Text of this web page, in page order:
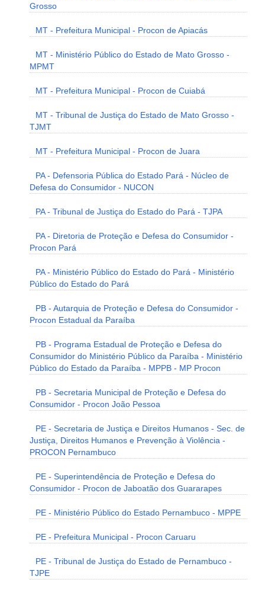
Grosso
MT - Prefeitura Municipal - Procon de Apiacás
MT - Ministério Público do Estado de Mato Grosso -
MPMT
MT - Prefeitura Municipal - Procon de Cuiabá
MT - Tribunal de Justiça do Estado de Mato Grosso -
TJMT
MT - Prefeitura Municipal - Procon de Juara
PA - Defensoria Pública do Estado Pará - Núcleo de
Defesa do Consumidor - NUCON
PA - Tribunal de Justiça do Estado do Pará - TJPA
PA - Diretoria de Proteção e Defesa do Consumidor -
Procon Pará
PA - Ministério Público do Estado do Pará - Ministério
Público do Estado do Pará
PB - Autarquia de Proteção e Defesa do Consumidor -
Procon Estadual da Paraíba
PB - Programa Estadual de Proteção e Defesa do
Consumidor do Ministério Público da Paraíba - Ministério
Público do Estado da Paraíba - MPPB - MP Procon
PB - Secretaria Municipal de Proteção e Defesa do
Consumidor - Procon João Pessoa
PE - Secretaria de Justiça e Direitos Humanos - Sec. de
Justiça, Direitos Humanos e Prevenção à Violência -
PROCON Pernambuco
PE - Superintendência de Proteção e Defesa do
Consumidor - Procon de Jaboatão dos Guararapes
PE - Ministério Público do Estado Pernambuco - MPPE
PE - Prefeitura Municipal - Procon Caruaru
PE - Tribunal de Justiça do Estado de Pernambuco -
TJPE